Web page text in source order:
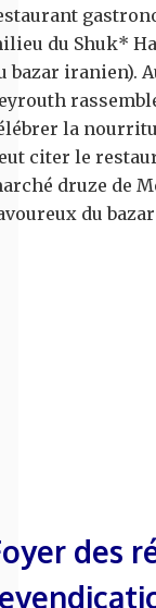
du Shuk*
bazar iranien).
la
citer le
druze de
du
des